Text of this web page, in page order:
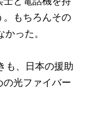
。もちろんその
った。
も、日本の援助
の光ファイバー